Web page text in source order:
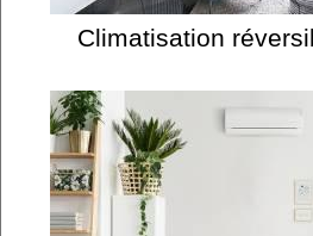
Climatisation